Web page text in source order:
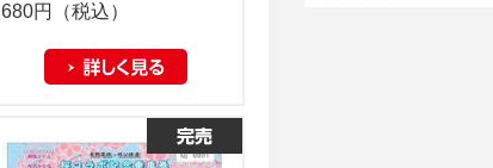
680円（税込）